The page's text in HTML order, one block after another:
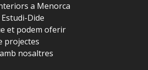
a Menorca
Dide
et podem oferir
projectes
amb nosaltres